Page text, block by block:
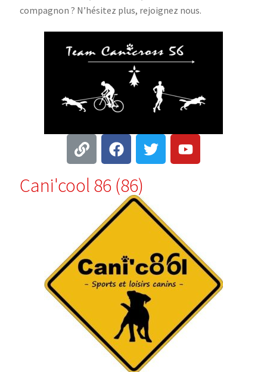
compagnon ? N’hésitez plus, rejoignez nous.
Cani'cool 86 (86)